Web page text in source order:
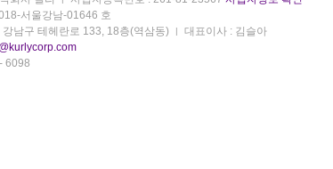
서울강남-01646 호
강남구 테헤란로 133, 18층(역삼동)
대표이사 : 김슬아
6098